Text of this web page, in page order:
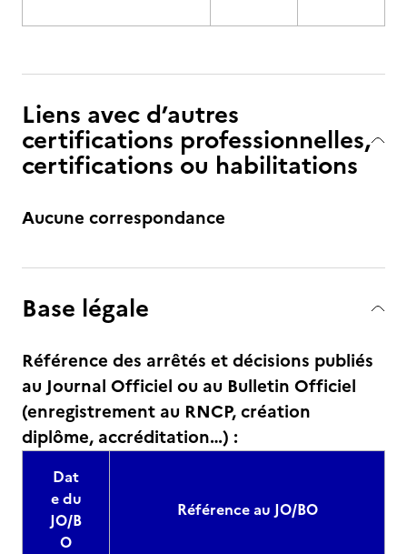
Liens avec d’autres
certifications professionnelles,
certifications ou habilitations
Aucune correspondance
Base légale
Référence des arrêtés et décisions publiés
au Journal Officiel ou au Bulletin Officiel
(enregistrement au RNCP, création
diplôme, accréditation…) :
Dat
e du
JO/B
O
Référence au JO/BO